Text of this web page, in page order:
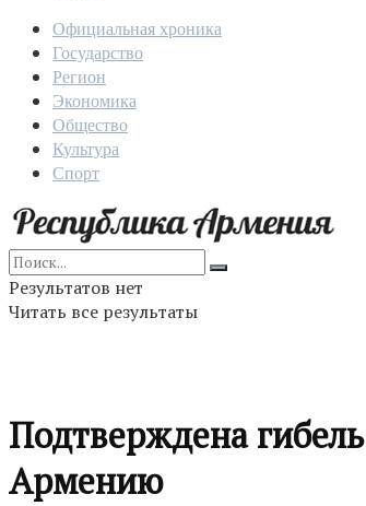
Официальная хроника
Государство
Регион
Экономика
Общество
Культура
Спорт
Результатов нет
Читать все результаты
Подтверждена
Армению